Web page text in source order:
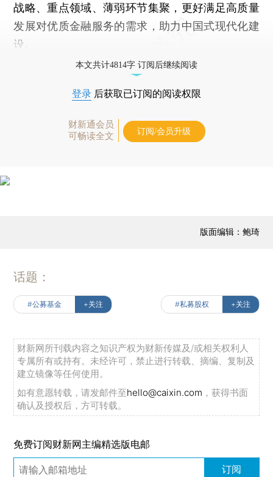
战略、重点领域、薄弱环节集聚，更好满足高质量
发展对优质金融服务的需求，助力中国式现代化建
设。
本文共计4814字 订阅后继续阅读
登录 后获取已订阅的阅读权限
财新通会员
可畅读全文
订阅/会员升级
版面编辑：鲍琦
话题：
#公募基金 +关注 #私募股权 +关注
财新网所刊载内容之知识产权为财新传媒及/或相关权利人
专属所有或持有。未经许可，禁止进行转载、摘编、复制及
建立镜像等任何使用。
如有意愿转载，请发邮件至hello@caixin.com ，获得书面
确认及授权后，方可转载。
免费订阅财新网主编精选版电邮
订阅